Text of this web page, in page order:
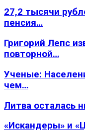
27,2 тысячи
пенсия…
Григорий Лепс
повторной…
Ученые:
чем…
Литва осталась
«Искандеры» и